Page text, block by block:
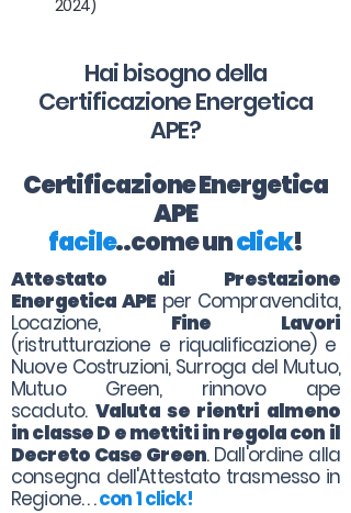
2024)
Hai bisogno della
Certificazione Energetica
APE?
Certificazione Energetica
APE
facile..come unclick!
Attestato di Prestazione
Energetica APE per Compravendita,
Locazione, Fine Lavori
(ristrutturazione e riqualificazione) e
Nuove Costruzioni, Surroga del Mutuo,
Mutuo Green, rinnovo ape
scaduto. Valuta se rientri almeno
in classe D e mettiti in regola con il
Decreto Case Green. Dall'ordine alla
consegna dell'Attestato trasmesso in
Regione. . .con 1 click!